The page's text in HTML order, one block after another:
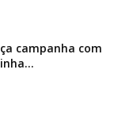
campanha com